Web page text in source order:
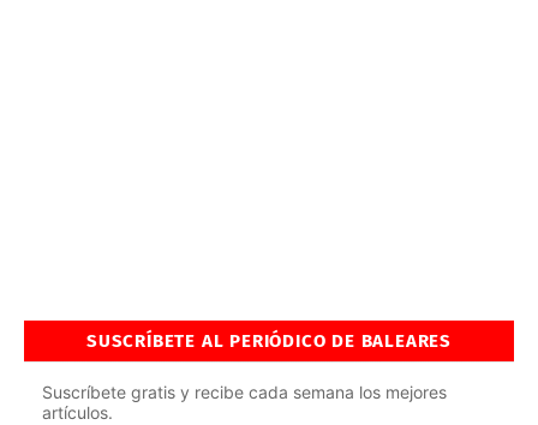
SUSCRÍBETE AL PERIÓDICO DE BALEARES
Suscríbete gratis y recibe cada semana los mejores
artículos.